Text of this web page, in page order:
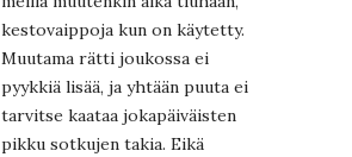
kestovaippoja kun on käytetty.
Muutama rätti joukossa ei
pyykkiä lisää, ja yhtään puuta ei
tarvitse kaataa jokapäiväisten
pikku sotkujen takia. Eikä